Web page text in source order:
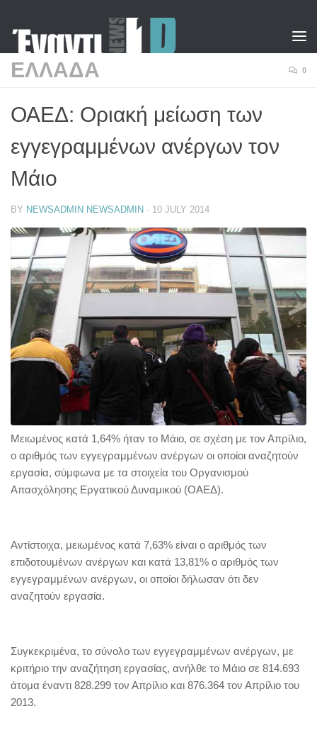
ΕΛΛΑΔΑ 0
ΟΑΕΔ: Οριακή μείωση των
εγγεγραμμένων ανέργων τον
Μάιο
BY NEWSADMIN NEWSADMIN · 10 JULY 2014
Μειωμένος κατά 1,64% ήταν το Μάιο, σε σχέση με τον Απρίλιο,
ο αριθμός των εγγεγραμμένων ανέργων οι οποίοι αναζητούν
εργασία, σύμφωνα με τα στοιχεία του Οργανισμού
Απασχόλησης Εργατικού Δυναμικού (ΟΑΕΔ).
Αντίστοιχα, μειωμένος κατά 7,63% είναι ο αριθμός των
επιδοτουμένων ανέργων και κατά 13,81% ο αριθμός των
εγγεγραμμένων ανέργων, οι οποίοι δήλωσαν ότι δεν
αναζητούν εργασία.
Συγκεκριμένα, το σύνολο των εγγεγραμμένων ανέργων, με
κριτήριο την αναζήτηση εργασίας, ανήλθε το Μάιο σε 814.693
άτομα έναντι 828.299 τον Απρίλιο και 876.364 τον Απρίλιο του
2013.